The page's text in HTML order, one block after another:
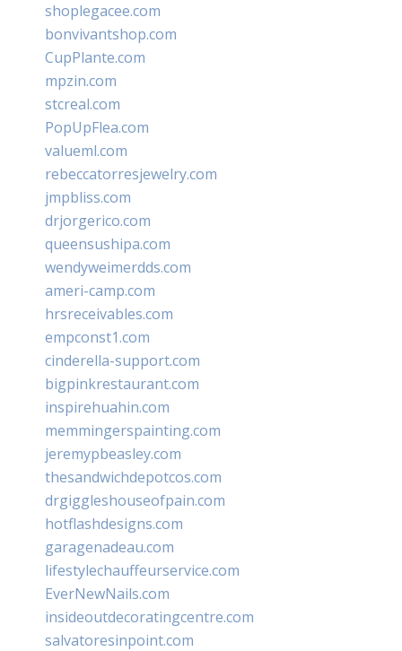
shoplegacee.com
bonvivantshop.com
CupPlante.com
mpzin.com
stcreal.com
PopUpFlea.com
valueml.com
rebeccatorresjewelry.com
jmpbliss.com
drjorgerico.com
queensushipa.com
wendyweimerdds.com
ameri-camp.com
hrsreceivables.com
empconst1.com
cinderella-support.com
bigpinkrestaurant.com
inspirehuahin.com
memmingerspainting.com
jeremypbeasley.com
thesandwichdepotcos.com
drgiggleshouseofpain.com
hotflashdesigns.com
garagenadeau.com
lifestylechauffeurservice.com
EverNewNails.com
insideoutdecoratingcentre.com
salvatoresinpoint.com